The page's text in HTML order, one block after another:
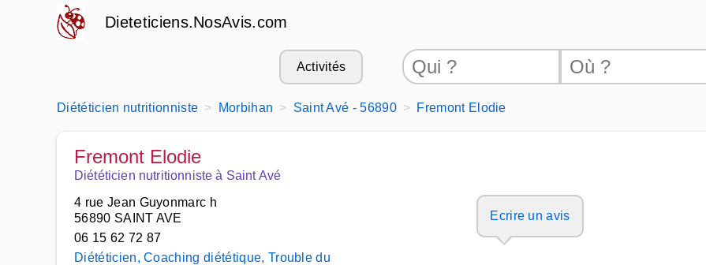
Dieteticiens.NosAvis.com
Activités
Diététicien nutritionniste Morbihan Saint Avé - 56890 Fremont Elodie
Fremont Elodie
Diététicien nutritionniste à Saint Avé
4 rue Jean Guyonmarc h
56890 SAINT AVE
06 15 62 72 87
Diététicien, Coaching diététique, Trouble du
Ecrire un avis